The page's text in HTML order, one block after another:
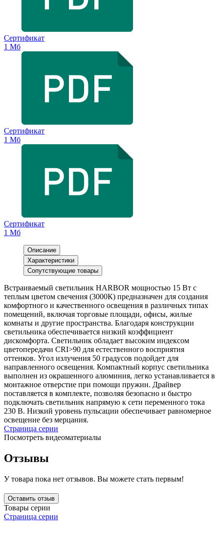
Сертификат
1 Мб
Сертификат
1 Мб
Сертификат
1 Мб
Описание
Характеристики
Сопутствующие товары
Встраиваемый светильник HARBOR мощностью 15 Вт с
теплым цветом свечения (3000К) предназначен для создания
комфортного и качественного освещения в различных типах
помещений, включая торговые площади, офисы, жилые
комнаты и другие пространства. Благодаря конструкции
светильника обеспечивается низкий коэффициент
дискомфорта. Светильник обладает высоким индексом
цветопередачи CRI>90 для естественного восприятия
оттенков. Угол излучения 50 градусов подойдет для
направленного освещения. Компактный корпус светильника
выполнен из окрашенного алюминия, легко устанавливается в
монтажное отверстие при помощи пружин. Драйвер
поставляется в комплекте, позволяя безопасно и быстро
подключать светильник напрямую к сети переменного тока
230 В. Низкий уровень пульсации обеспечивает равномерное
освещение без мерцания.
Страница серии
Посмотреть видеоматериалы
Отзывы
У товара пока нет отзывов. Вы можете стать первым!
Оставить отзыв
Товары серии
Страница серии